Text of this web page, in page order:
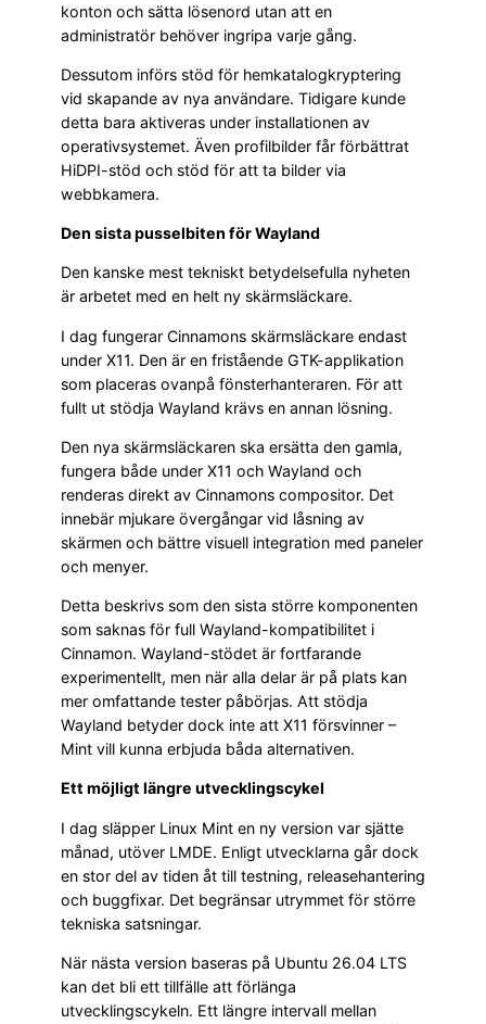
konton och sätta lösenord utan att en
administratör behöver ingripa varje gång.
Dessutom införs stöd för hemkatalogkryptering
vid skapande av nya användare. Tidigare kunde
detta bara aktiveras under installationen av
operativsystemet. Även profilbilder får förbättrat
HiDPI-stöd och stöd för att ta bilder via
webbkamera.
Den sista pusselbiten för Wayland
Den kanske mest tekniskt betydelsefulla nyheten
är arbetet med en helt ny skärmsläckare.
I dag fungerar Cinnamons skärmsläckare endast
under X11. Den är en fristående GTK-applikation
som placeras ovanpå fönsterhanteraren. För att
fullt ut stödja Wayland krävs en annan lösning.
Den nya skärmsläckaren ska ersätta den gamla,
fungera både under X11 och Wayland och
renderas direkt av Cinnamons compositor. Det
innebär mjukare övergångar vid låsning av
skärmen och bättre visuell integration med paneler
och menyer.
Detta beskrivs som den sista större komponenten
som saknas för full Wayland-kompatibilitet i
Cinnamon. Wayland-stödet är fortfarande
experimentellt, men när alla delar är på plats kan
mer omfattande tester påbörjas. Att stödja
Wayland betyder dock inte att X11 försvinner –
Mint vill kunna erbjuda båda alternativen.
Ett möjligt längre utvecklingscykel
I dag släpper Linux Mint en ny version var sjätte
månad, utöver LMDE. Enligt utvecklarna går dock
en stor del av tiden åt till testning, releasehantering
och buggfixar. Det begränsar utrymmet för större
tekniska satsningar.
När nästa version baseras på Ubuntu 26.04 LTS
kan det bli ett tillfälle att förlänga
utvecklingscykeln. Ett längre intervall mellan